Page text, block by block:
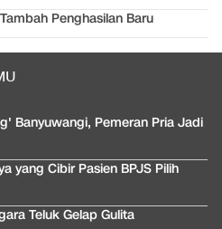
Penghasilan Baru
Banyuwangi, Pemeran Pria Jadi
yang Cibir Pasien BPJS Pilih
Teluk Gelap Gulita